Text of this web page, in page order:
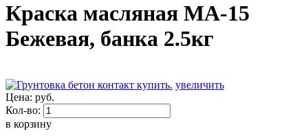
Краска масляная МА-15
Бежевая, банка 2.5кг
увеличить
Цена: руб.
Кол-во:
в корзину